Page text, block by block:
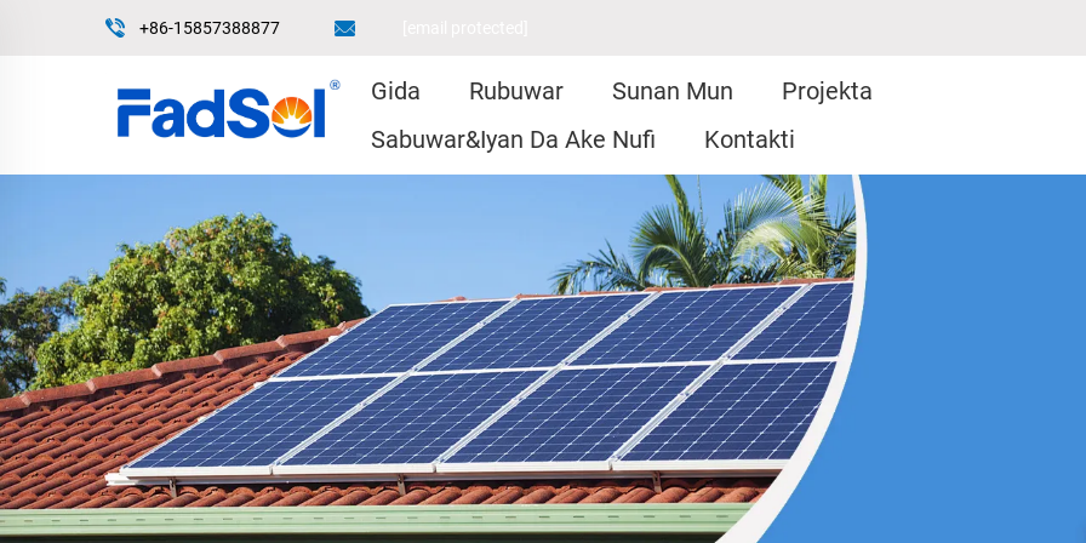
+86-15857388877
Gida Rubuwar Sunan Mun
Projekta
Sabuwar&Iyan Da Ake Nufi
Kontakti